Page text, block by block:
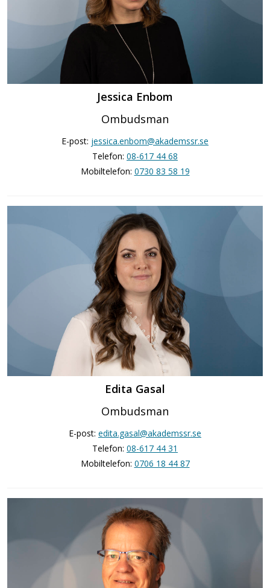
Jessica Enbom
Ombudsman
E-post: jessica.enbom@akademssr.se
Telefon: 08-617 44 68
Mobiltelefon: 0730 83 58 19
Edita Gasal
Ombudsman
E-post: edita.gasal@akademssr.se
Telefon: 08-617 44 31
Mobiltelefon: 0706 18 44 87